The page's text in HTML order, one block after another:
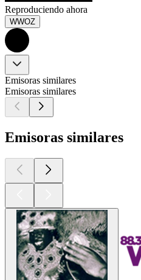
Reproduciendo ahora
WWOZ
Emisoras similares
Emisoras similares
Emisoras similares